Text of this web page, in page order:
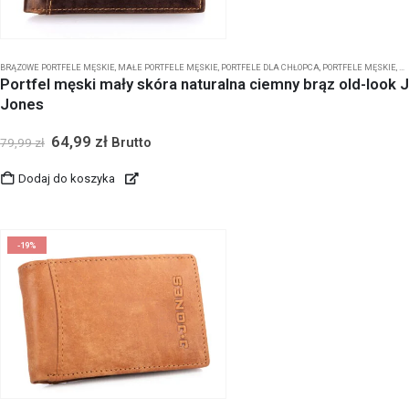
BRĄZOWE PORTFELE MĘSKIE MAŁE PORTFELE MĘSKIE PORTFELE DLA CHŁOPCA PORTFELE MĘSKIE
Portfel męski mały skóra naturalna ciemny brąz old-look J
Jones
79,99zł 64,99 zł Brutto
Dodaj do koszyka
-19%